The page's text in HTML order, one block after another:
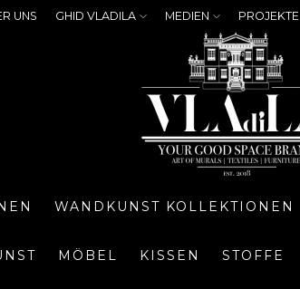
UNS GHID VLADILA MEDIEN PROJEKTE
WANDKUNST KOLLEKTIONEN
MÖBEL KISSEN STOFFE